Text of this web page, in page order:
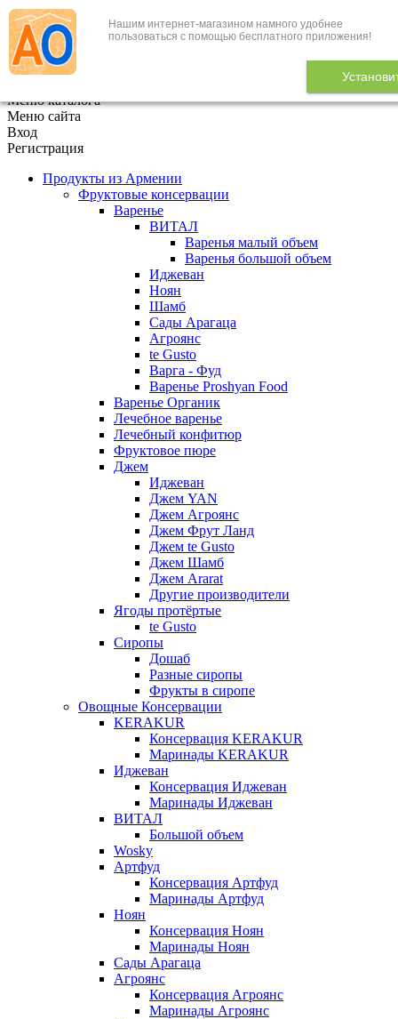
Нашим интернет-магазином намного удобнее
пользоваться с помощью бесплатного приложения!
+7 (495) 646-888-1
В корзине 0
Меню каталога
Меню сайта
Вход
Регистрация
Продукты из Армении
Фруктовые консервации
Варенье
ВИТАЛ
Варенья малый объем
Варенья большой объем
Иджеван
Ноян
Шамб
Сады Арагаца
Агроянс
te Gusto
Варга - Фуд
Варенье Proshyan Food
Варенье Органик
Лечебное варенье
Лечебный конфитюр
Фруктовое пюре
Джем
Иджеван
Джем YAN
Джем Агроянс
Джем Фрут Ланд
Джем te Gusto
Джем Шамб
Джем Ararat
Другие производители
Ягоды протёртые
te Gusto
Сиропы
Дошаб
Разные сиропы
Фрукты в сиропе
Овощные Консервации
KERAKUR
Консервация KERAKUR
Маринады KERAKUR
Иджеван
Консервация Иджеван
Маринады Иджеван
ВИТАЛ
Большой объем
Wosky
Артфуд
Консервация Артфуд
Маринады Артфуд
Ноян
Консервация Ноян
Маринады Ноян
Сады Арагаца
Агроянс
Консервация Агроянс
Маринады Агроянс